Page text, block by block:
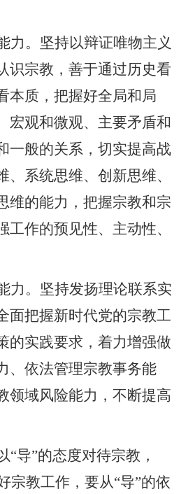
力。坚持以辩证唯物主义
识宗教，善于通过历史看
本质，把握好全局和局
宏观和微观、主要矛盾和
一般的关系，切实提高战
、系统思维、创新思维、
维的能力，把握宗教和宗
工作的预见性、主动性、
力。坚持发扬理论联系实
面把握新时代党的宗教工
的实践要求，着力增强做
、依法管理宗教事务能
领域风险能力，不断提高
“导”的态度对待宗教，
宗教工作，要从“导”的依